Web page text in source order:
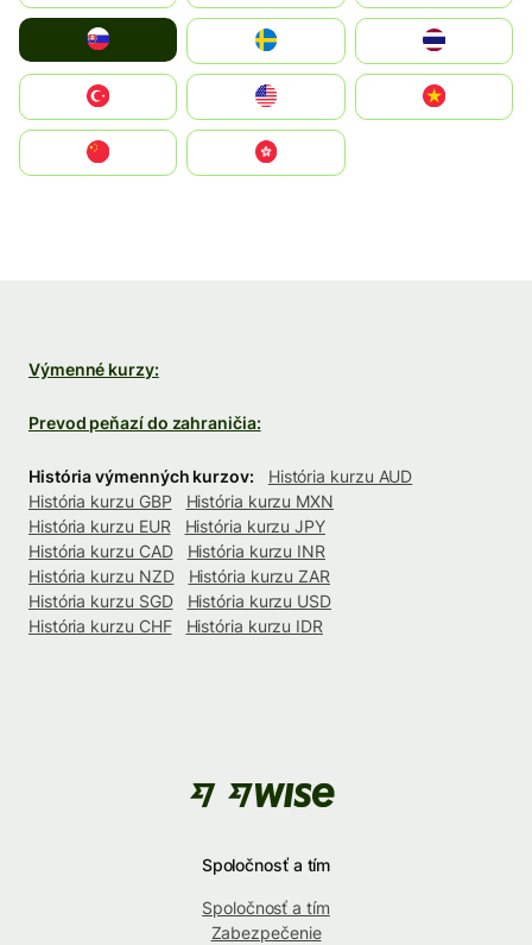
United States
中國香港特別行政區
Výmenné kurzy:
Prevod peňazí do zahraničia:
História výmenných kurzov:
História kurzu AUD
História kurzu GBP
História kurzu MXN
História kurzu EUR
História kurzu JPY
História kurzu CAD
História kurzu INR
História kurzu NZD
História kurzu ZAR
História kurzu SGD
História kurzu USD
História kurzu CHF
História kurzu IDR
Spoločnosť a tím
Spoločnosť a tím
Zabezpečenie